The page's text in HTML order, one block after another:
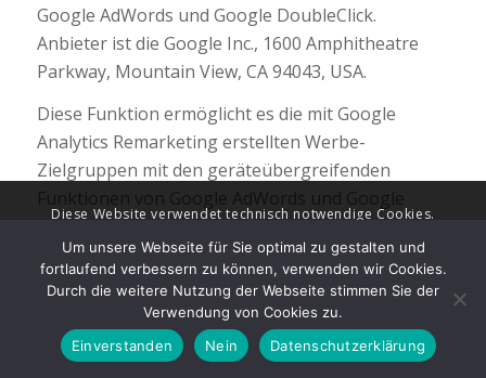
Google AdWords und Google DoubleClick.
Anbieter ist die Google Inc., 1600 Amphitheatre
Parkway, Mountain View, CA 94043, USA.
Diese Funktion ermöglicht es die mit Google
Analytics Remarketing erstellten Werbe-
Zielgruppen mit den geräteübergreifenden
DoubleClick zu verknüpfen. Auf diese Weise
können interessenbezogene, personalisierte
Werbebotschaften, die in Abhängigkeit Ihres
früheren Nutzungs- und Surfverhaltens auf
einem Endgerät (z.B. Handy) an Sie angepasst
wurden auch auf einem anderen Ihrer Endgeräte
Diese Website verwendet technisch notwendige Cookies.
Eingebettete YouTube-Videos und andere externe Inhalte werden
erst nach Ihrer Einwilligung geladen. Ihre Auswahl können Sie
jederzeit über die Datenschutz-Einstellungen ändern.
Alle akzeptieren Nur Notwendige Einstellungen
Um unsere Webseite für Sie optimal zu gestalten und
fortlaufend verbessern zu können, verwenden wir Cookies.
Durch die weitere Nutzung der Webseite stimmen Sie der
Verwendung von Cookies zu.
Einverstanden
Nein Datenschutzerklärung